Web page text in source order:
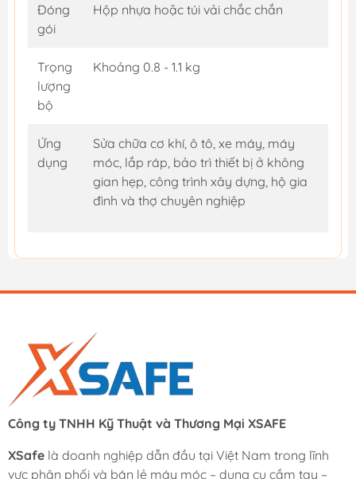
Đóng
gói
Hộp nhựa hoặc túi vải chắc chắn
Trọng
lượng
bộ
Khoảng 0.8 - 1.1 kg
Ứng
dụng
Sửa chữa cơ khí, ô tô, xe máy, máy
móc, lắp ráp, bảo trì thiết bị ở không
gian hẹp, công trình xây dựng, hộ gia
đình và thợ chuyên nghiệp
Công ty TNHH Kỹ Thuật và Thương Mại XSAFE
XSafe là doanh nghiệp dẫn đầu tại Việt Nam trong lĩnh
vực phân phối và bán lẻ máy móc – dụng cụ cầm tay –